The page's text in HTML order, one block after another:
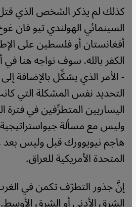
كذلك لم يذكر الشخص الذي
السينمائي الهولندي تيو فان
أفغانستان أو فلسطين على
الكفر بالله. سوف نواجه هنا
- الأمر الذي يشكِّل بالإضافة
التحديد نفس المشكلة التي
اليساريين المتطرِّفين في فترة
وليس مع مسألة
هاجم نيويوورك قبل وليس بعد
المتحدة الأمريكية للعراق.
إنَّ جذور التطرّف تكمن في